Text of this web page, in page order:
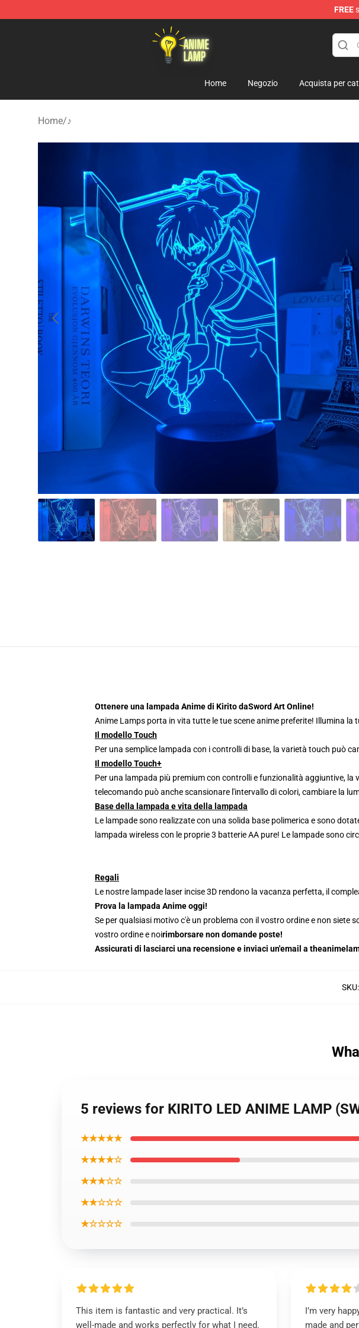
FREE
Anime Lamp Shop - The Best Store of Anime Lamp
Home Negozio Acquista per
Home/♪
Ottenere una lampada Anime di Kirito daSword Art Online!
Anime Lamps porta in vita tutte le tue scene anime preferite! Illumina
Il modello Touch
Per una semplice lampada con i controlli di base, la varietà touch può
Il modello Touch+
Per una lampada più premium con controlli e funzionalità aggiuntive,
telecomando può anche scansionare l'intervallo di colori, cambiare la
Base della lampada e vita della lampada
Le lampade sono realizzate con una solida base polimerica e sono
lampada wireless con le proprie 3 batterie AA pure! Le lampade sono
Regali
Le nostre lampade laser incise 3D rendono la vacanza perfetta, il
Prova la lampada Anime oggi!
Se per qualsiasi motivo c'è un problema con il vostro ordine e non
vostro ordine e noirimborsare non domande poste!
Assicurati di lasciarci una recensione e inviaci un'email a
SKU:
5 reviews for KIRITO LED ANIME LAMP
★★★★★
★★★★☆
★★★☆☆
★★☆☆☆
★☆☆☆☆
This item is fantastic and very practical. It’s
well-made and works perfectly for what I need.
I’m very
made and